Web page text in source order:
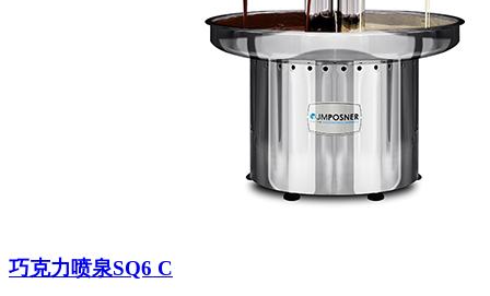
巧克力喷泉SQ6 C